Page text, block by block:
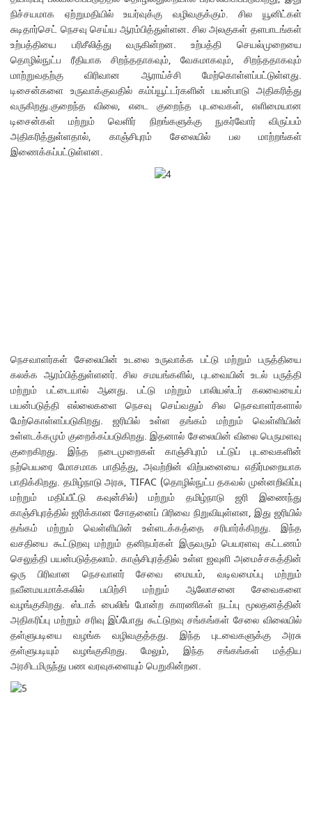
நிச்சயமாக ஏற்றுமதியில் உயர்வுக்கு வழிவகுக்கும். சில யூனிட்கள்
சுடிதார்செட் நெசவு செய்ய ஆரம்பித்துள்ளன. சில அலகுகள் தளபாடங்கள்
உற்பத்தியை பரிசீலித்து வருகின்றன. உற்பத்தி செயல்முறையை
தொழில்நுட்ப ரீதியாக சிறந்ததாகவும், வேகமாகவும், சிறந்ததாகவும்
மாற்றுவதற்கு விரிவான ஆராய்ச்சி மேற்கொள்ளப்பட்டுள்ளது.
டிசைன்களை உருவாக்குவதில் கம்ப்யூட்டர்களின் பயன்பாடு அதிகரித்து
வருகிறது.குறைந்த விலை, எடை குறைந்த புடவைகள், எளிமையான
டிசைன்கள் மற்றும் வெளிர் நிறங்களுக்கு நுகர்வோர் விருப்பம்
அதிகரித்துள்ளதால், காஞ்சிபுரம் சேலையில் பல மாற்றங்கள்
இணைக்கப்பட்டுள்ளன.
நெசவாளர்கள் சேலையின் உடலை உருவாக்க பட்டு மற்றும் பருத்தியை
கலக்க ஆரம்பித்துள்ளனர். சில சமயங்களில், புடவையின் உடல் பருத்தி
மற்றும் பட்டையால் ஆனது. பட்டு மற்றும் பாலியஸ்டர் கலவையைப்
பயன்படுத்தி எல்லைகளை நெசவு செய்வதும் சில நெசவாளர்களால்
மேற்கொள்ளப்படுகிறது. ஜரியில் உள்ள தங்கம் மற்றும் வெள்ளியின்
உள்ளடக்கமும் குறைக்கப்படுகிறது. இதனால் சேலையின் விலை பெருமளவு
குறைகிறது. இந்த நடைமுறைகள் காஞ்சிபுரம் பட்டுப் புடவைகளின்
நற்பெயரை மோசமாக பாதித்து, அவற்றின் விற்பனையை எதிர்மறையாக
பாதிக்கிறது. தமிழ்நாடு அரசு, TIFAC (தொழில்நுட்ப தகவல் முன்னறிவிப்பு
மற்றும் மதிப்பீட்டு கவுன்சில்) மற்றும் தமிழ்நாடு ஜரி இணைந்து
காஞ்சிபுரத்தில் ஜரிக்கான சோதனைப் பிரிவை நிறுவியுள்ளன, இது ஜரியில்
தங்கம் மற்றும் வெள்ளியின் உள்ளடக்கத்தை சரிபார்க்கிறது. இந்த
வசதியை கூட்டுறவு மற்றும் தனிநபர்கள் இருவரும் பெயரளவு கட்டணம்
செலுத்தி பயன்படுத்தலாம். காஞ்சிபுரத்தில் உள்ள ஜவுளி அமைச்சகத்தின்
ஒரு பிரிவான நெசவாளர் சேவை மையம், வடிவமைப்பு மற்றும்
நவீனமயமாக்கலில் பயிற்சி மற்றும் ஆலோசனை சேவைகளை
வழங்குகிறது. ஸ்டாக் பைலிங் போன்ற காரணிகள் நடப்பு மூலதனத்தின்
அதிகரிப்பு மற்றும் சரிவு இப்போது கூட்டுறவு சங்கங்கள் சேலை விலையில்
தள்ளுபடியை வழங்க வழிவகுத்தது. இந்த புடவைகளுக்கு அரசு
தள்ளுபடியும் வழங்குகிறது. மேலும், இந்த சங்கங்கள் மத்திய
அரசிடமிருந்து பண வரவுகளையும் பெறுகின்றன.